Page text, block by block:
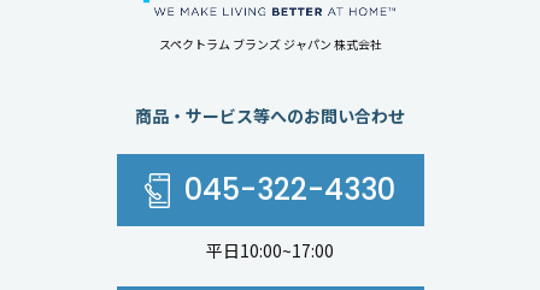
スペクトラム ブランズ ジャパン 株式会社
商品・サービス等へのお問い合わせ
045-322-4330
平日10:00~17:00